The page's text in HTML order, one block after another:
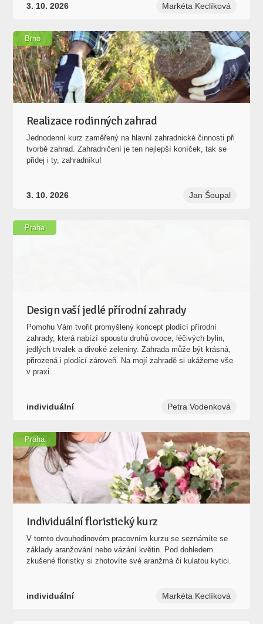
3. 10. 2026 Markéta Keclíková
Realizace rodinných zahrad
Jednodenní kurz zaměřený na hlavní zahradnické činnosti při
tvorbě zahrad. Zahradničení je ten nejlepší koníček, tak se
přidej i ty, zahradníku!
3. 10. 2026 Jan Šoupal
Brno
Design vaší jedlé přírodní zahrady
Pomohu Vám tvořit promyšlený koncept plodící přírodní
zahrady, která nabízí spoustu druhů ovoce, léčivých bylin,
jedlých trvalek a divoké zeleniny. Zahrada může být krásná,
přirozená i plodící zároveň. Na mojí zahradě si ukážeme vše
v praxi.
individuální Petra Vodenková
Praha
Individuální floristický kurz
V tomto dvouhodinovém pracovním kurzu se seznámíte se
základy aranžování nebo vázání květin. Pod dohledem
zkušené floristky si zhotovíte své aranžmá či kulatou kytici.
individuální Markéta Keclíková
Praha